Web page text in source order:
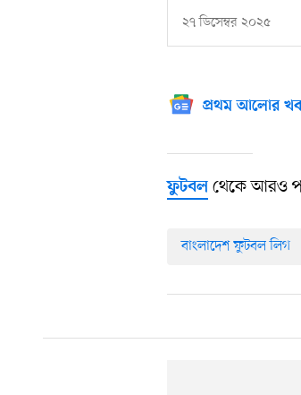
২৭ ডিসেম্বর ২০২৫
প্রথম আলোর
ফুটবল থেকে আরও
বাংলাদেশ ফুটবল লিগ